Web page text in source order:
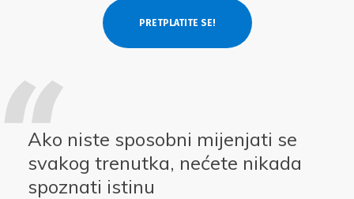
Ako niste sposobni mijenjati se
svakog trenutka, nećete nikada
spoznati istinu